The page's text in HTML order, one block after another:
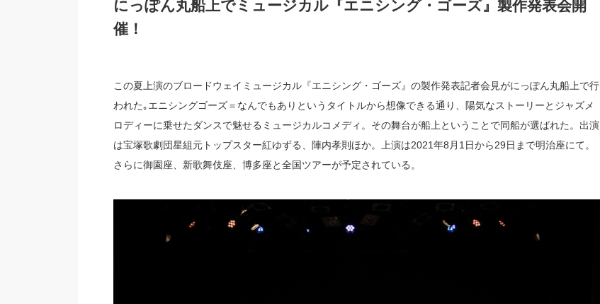
にっぽん丸船上でミュージカル『エニシング・ゴーズ』製作発表会開
催！
この夏上演のブロードウェイミュージカル『エニシング・ゴーズ』の製作発表記者会見がにっぽん丸船上で行
われた｡エニシングゴーズ＝なんでもありというタイトルから想像できる通り、陽気なストーリーとジャズメ
ロディーに乗せたダンスで魅せるミュージカルコメディ。その舞台が船上ということで同船が選ばれた。出演
は宝塚歌劇団星組元トップスター紅ゆずる、陣内孝則ほか。上演は2021年8月1日から29日まで明治座にて。
さらに御園座、新歌舞伎座、博多座と全国ツアーが予定されている。